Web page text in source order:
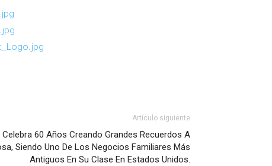
Artículo siguiente
60 Años Creando Grandes Recuerdos A
Siendo Uno De Los Negocios Familiares Más
Antiguos En Su Clase En Estados Unidos.